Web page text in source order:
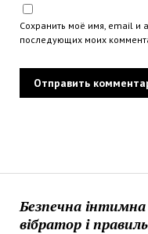
Безпечна
вібратор і
Сохранить моё имя, email и
последующих моих